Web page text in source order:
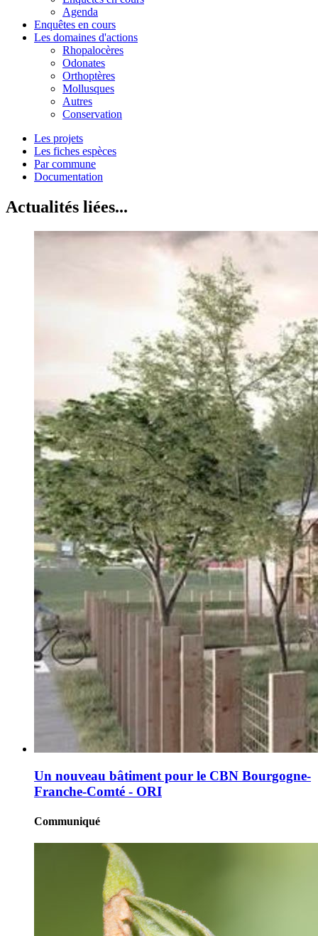
Agenda
Enquêtes en cours
Les domaines d'actions
Rhopalocères
Odonates
Orthoptères
Mollusques
Autres
Conservation
Les projets
Les fiches espèces
Par commune
Documentation
Actualités liées...
Un nouveau bâtiment pour le CBN Bourgogne-
Franche-Comté - ORI
Communiqué